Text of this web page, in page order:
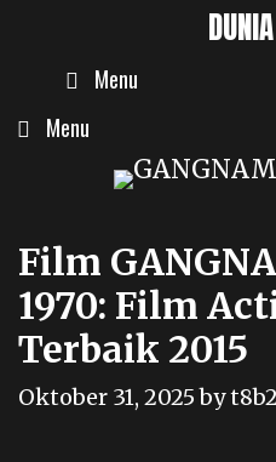
contentMenu
Menu
Film
1970: Film
Terbaik 2015
Oktober 31, 2025 by